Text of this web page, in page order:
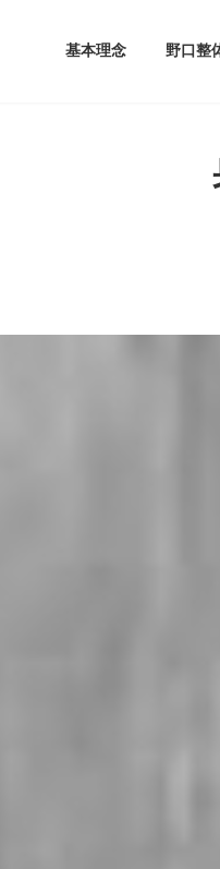
基本理念 野口整